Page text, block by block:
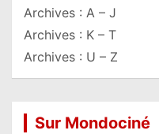
Archives : A – J
Archives : K – T
Archives : U – Z
Sur Mondociné